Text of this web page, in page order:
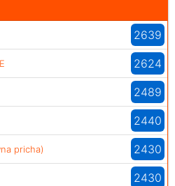
2639
2624
2489
2440
pricha) 2430
2430